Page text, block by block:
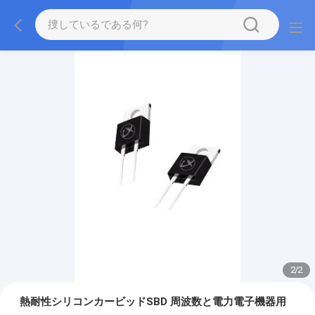
2/2
熱耐性シリコンカービッドSBD 周波数と電力電子機器用